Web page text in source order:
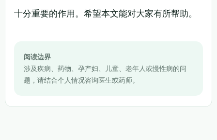
十分重要的作用。希望本文能对大家有所帮助。
阅读边界
涉及疾病、药物、孕产妇、儿童、老年人或慢性病的问
题，请结合个人情况咨询医生或药师。